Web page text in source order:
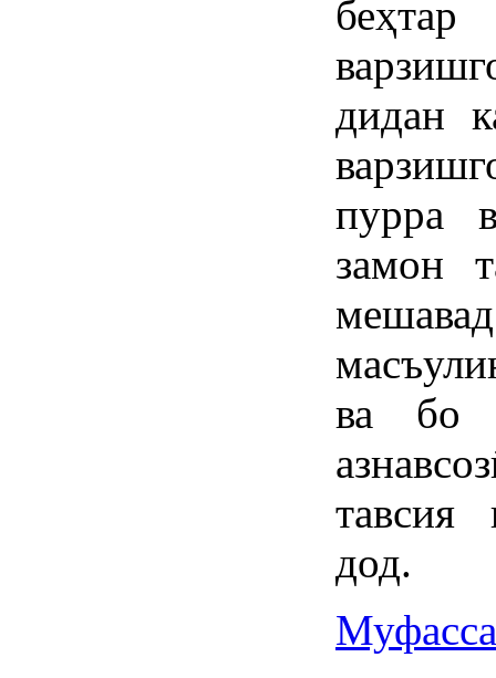
дидан
пурра
замон
ва бо
тавсия
дод.